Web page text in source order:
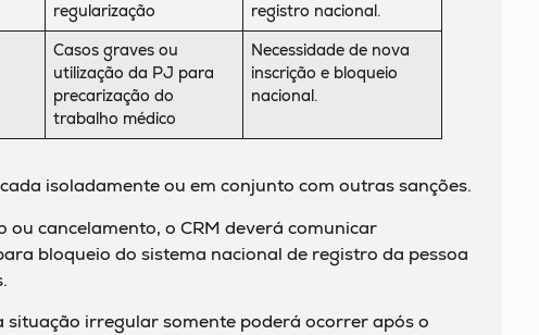
regularização
registro nacional.
Casos graves ou
utilização da PJ para
precarização do
trabalho médico
Necessidade de nova
inscrição e bloqueio
nacional.
isoladamente ou em conjunto com outras sanções.
ou cancelamento, o CRM deverá comunicar
bloqueio do sistema nacional de registro da pessoa
situação irregular somente poderá ocorrer após o